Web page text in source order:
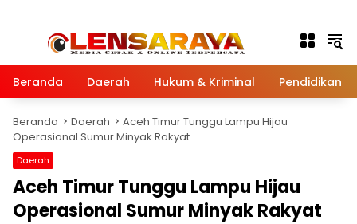
Beranda Daerah Hukum & Kriminal Pendidikan
Beranda Daerah
Aceh Timur Tunggu Lampu Hijau
Operasional Sumur Minyak Rakyat
Daerah
Aceh Timur Tunggu Lampu Hijau
Operasional Sumur Minyak Rakyat